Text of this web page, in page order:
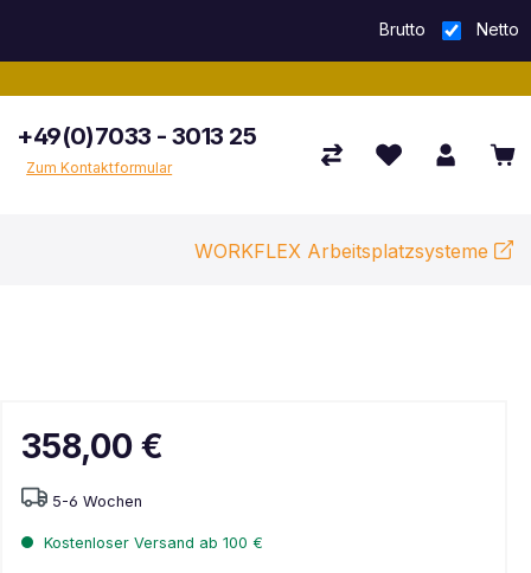
Brutto Netto
+49(0)7033 - 3013 25
Zum Kontaktformular
WORKFLEX Arbeitsplatzsysteme
358,00 €
5-6 Wochen
Kostenloser Versand ab 100 €